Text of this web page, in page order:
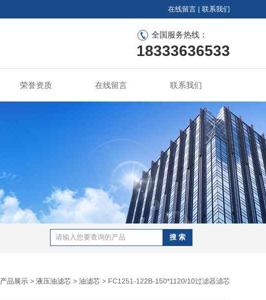
在线留言 | 联系我们
全国服务热线：
18333636533
荣誉资质 在线留言 联系我们
产品展示 > 液压油滤芯 > 油滤芯 > FC1251-122B-150*1120/10过滤器滤芯